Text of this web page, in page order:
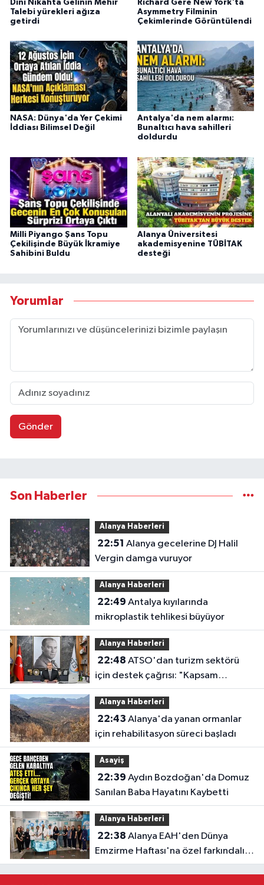
Dini Nikâhta Gelinin Mehir
Talebi yürekleri ağıza
getirdi
Richard Gere New York'ta
Asymmetry Filminin
Çekimlerinde Görüntülendi
NASA: Dünya'da Yer Çekimi
İddiası Bilimsel Değil
Antalya'da nem alarmı:
Bunaltıcı hava sahilleri
doldurdu
Milli Piyango Şans Topu
Çekilişinde Büyük İkramiye
Sahibini Buldu
Alanya Üniversitesi
akademisyenine TÜBİTAK
desteği
Yorumlar
Gönder
Son Haberler
Alanya Haberleri
22:51
Vergin damga vuruyor
Alanya Haberleri
22:49
mikroplastik tehlikesi büyüyor
Alanya Haberleri
22:48
için destek çağrısı: "Kapsam
genişletilmeli"
Alanya Haberleri
22:43
için rehabilitasyon süreci başladı
Asayiş
22:39
Sanılan Baba Hayatını Kaybetti
Alanya Haberleri
22:38
Emzirme Haftası'na özel farkındalık
etkinliği